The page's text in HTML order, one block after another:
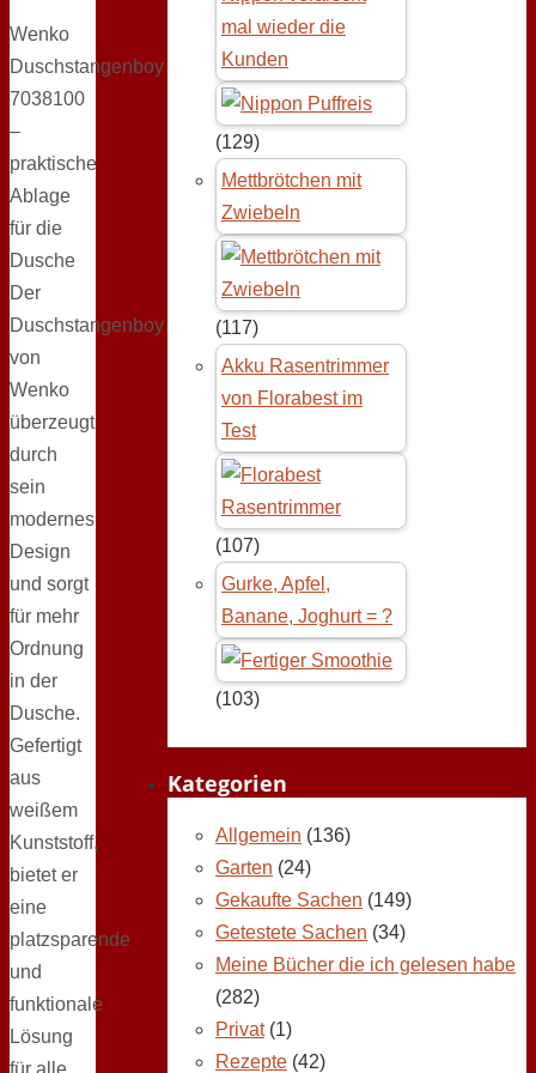
Wenko
Duschstangenboy
7038100
–
praktische
Ablage
für die
Dusche
Der
Duschstangenboy
von
Wenko
überzeugt
durch
sein
modernes
Design
und sorgt
für mehr
Ordnung
in der
Dusche.
Gefertigt
aus
weißem
Kunststoff,
bietet er
eine
platzsparende
und
funktionale
Lösung
für alle
mal wieder die
Kunden
(129)
Mettbrötchen mit
Zwiebeln
(117)
Akku Rasentrimmer
von Florabest im
Test
(107)
Gurke, Apfel,
Banane, Joghurt = ?
(103)
Kategorien
Allgemein (136)
Garten (24)
Gekaufte Sachen (149)
Getestete Sachen (34)
Meine Bücher die ich gelesen habe
(282)
Privat(1)
Rezepte (42)